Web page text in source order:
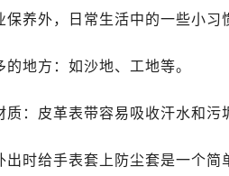
保养外，日常生活中的一些小习
地方：如沙地、工地等。
质：皮革表带容易吸收汗水和污
出时给手表套上防尘套是一个简